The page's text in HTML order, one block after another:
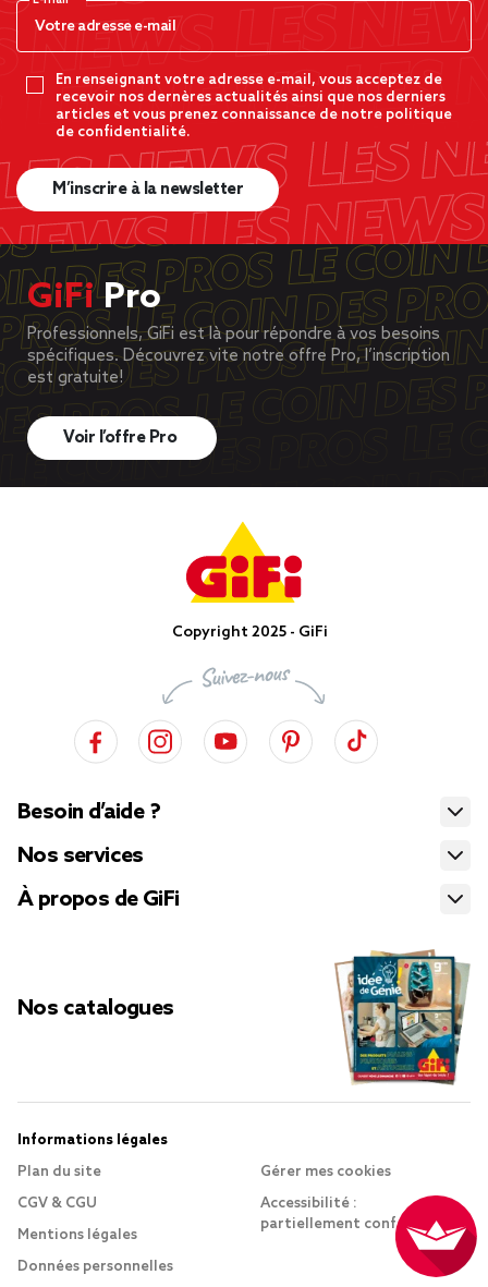
En renseignant votre adresse e-mail, vous acceptez de
recevoir nos dernères actualités ainsi que nos derniers
articles et vous prenez connaissance de notre politique
de confidentialité.
M’inscrire à la newsletter
GiFiPro
Professionnels, GiFi est là pour répondre à vos besoins
spécifiques. Découvrez vite notre offre Pro, l’inscription
est gratuite!
Voir l’offre Pro
Copyright 2025 - GiFi
Besoin d’aide ?
Nos services
À propos de GiFi
Nos catalogues
Informations légales
Plan du site
CGV & CGU
Mentions légales
Données personnelles
Gérer mes cookies
Accessibilité :
partiellement conforme